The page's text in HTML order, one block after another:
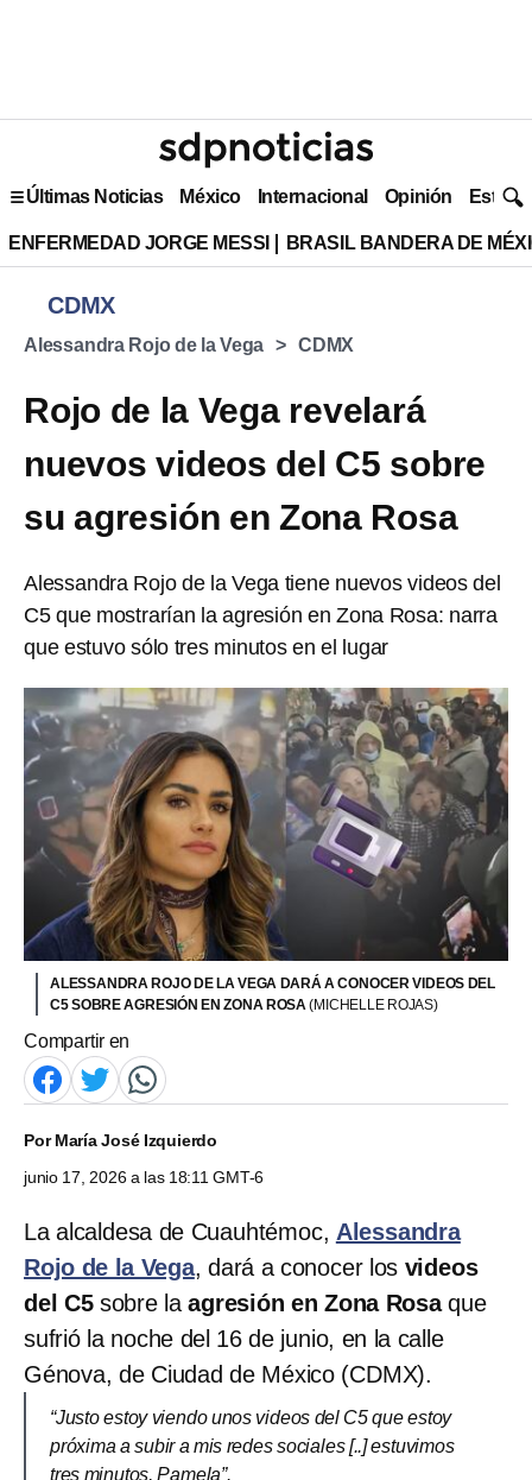
Últimas Noticias México Internacional Opinión Estilo
ENFERMEDAD JORGE MESSI BRASIL BANDERA DE
CDMX
Alessandra Rojo de la Vega CDMX
Rojo de la Vega revelará
nuevos videos del C5 sobre
su agresión en Zona Rosa
Alessandra Rojo de la Vega tiene nuevos videos del
C5 que mostrarían la agresión en Zona Rosa: narra
que estuvo sólo tres minutos en el lugar
ALESSANDRA ROJO DE LA VEGA DARÁ A CONOCER VIDEOS DEL
C5 SOBRE AGRESIÓN EN ZONA ROSA(MICHELLE ROJAS)
Compartir en
PorMaría José Izquierdo
junio 17, 2026 a las 18:11 GMT-6
La alcaldesa de Cuauhtémoc, Alessandra
Rojo de la Vega, dará a conocer los videos
del C5sobre laagresión en Zona Rosaque
sufrió la noche del 16 de junio, en la calle
Génova, de Ciudad de México (CDMX).
“Justo estoy viendo unos videos del C5 que estoy
próxima a subir a mis redes sociales [..] estuvimos
tres minutos, Pamela”.